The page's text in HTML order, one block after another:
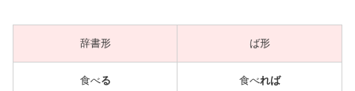
辞書形 ば形
食べる 食べれば